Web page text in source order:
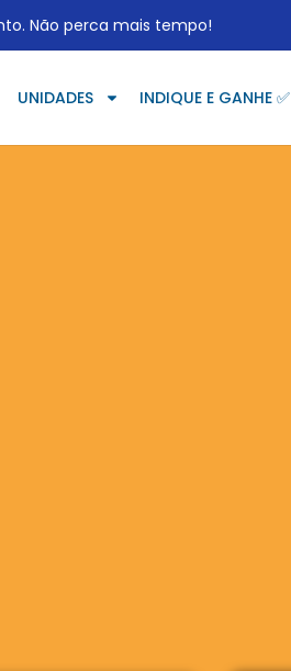
Não perca mais tempo!
UNIDADES INDIQUE E GANHE ✅